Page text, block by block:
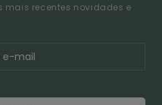
mais recentes novidades e